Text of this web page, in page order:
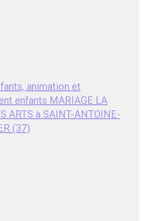
animation et
enfants MARIAGE LA
ARTS à SAINT-ANTOINE-
(37)